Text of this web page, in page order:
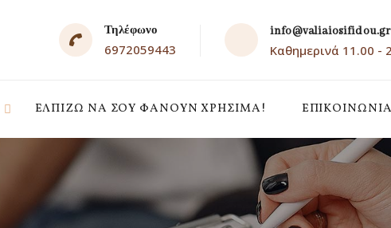
Τηλέφωνο
6972059443
info@valiaiosifidou.gr
Καθημερινά 11.00 -
ΕΛΠΊΖΩ ΝΑ ΣΟΥ ΦΑΝΟΎΝ ΧΡΉΣΙΜΑ! ΕΠΙΚΟΙΝΩΝΙΑ